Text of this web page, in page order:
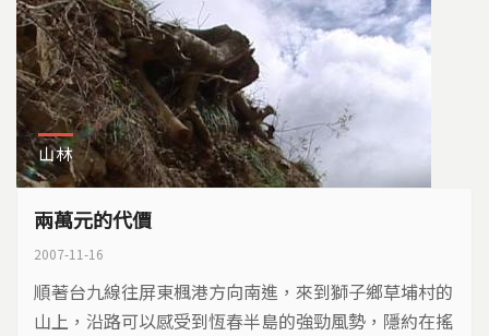
山林
兩萬元的代價
2007-11-16
順著台九線往屏東楓港方向南進，來到獅子鄉草埔村的
山上，沿路可以感受到恆春半島的強勁風勢，隱約在搖